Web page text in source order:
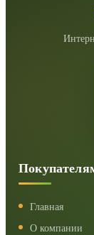
Главная
О компании